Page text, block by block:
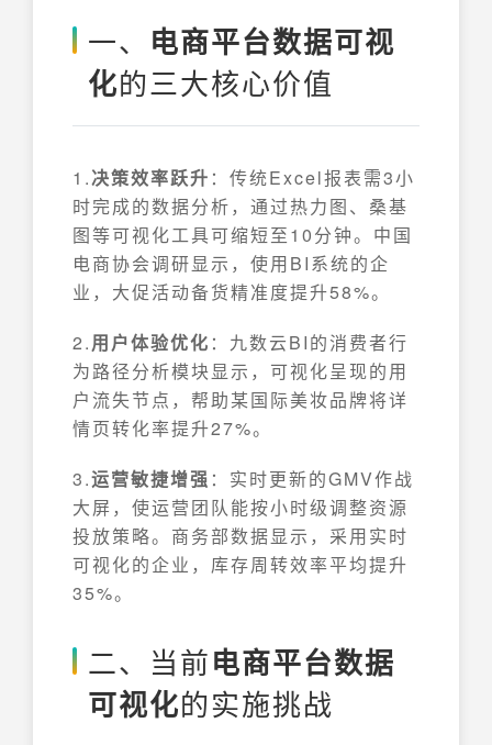
一、 电商平台数据可视
化的三大核心价值
​1.决策效率跃升 ：传统Excel报表需3小
时完成的数据分析，通过热力图、桑基
图等可视化工具可缩短至10分钟。中国
电商协会调研显示，使用BI系统的企
业，大促活动备货精准度提升58%。
​2.用户体验优化 ：九数云BI的消费者行
为路径分析模块显示，可视化呈现的用
户流失节点，帮助某国际美妆品牌将详
情页转化率提升27%。
​3.运营敏捷增强 ：实时更新的GMV作战
大屏，使运营团队能按小时级调整资源
投放策略。商务部数据显示，采用实时
可视化的企业，库存周转效率平均提升
35%。
二、当前电商平台数据
可视化的实施挑战